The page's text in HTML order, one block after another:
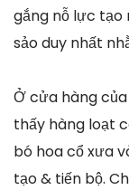
gắng nỗ lực tạo
sảo duy nhất
Ở cửa hàng
thấy hàng loạt
bó hoa cổ xưa
tạo & tiến bộ.